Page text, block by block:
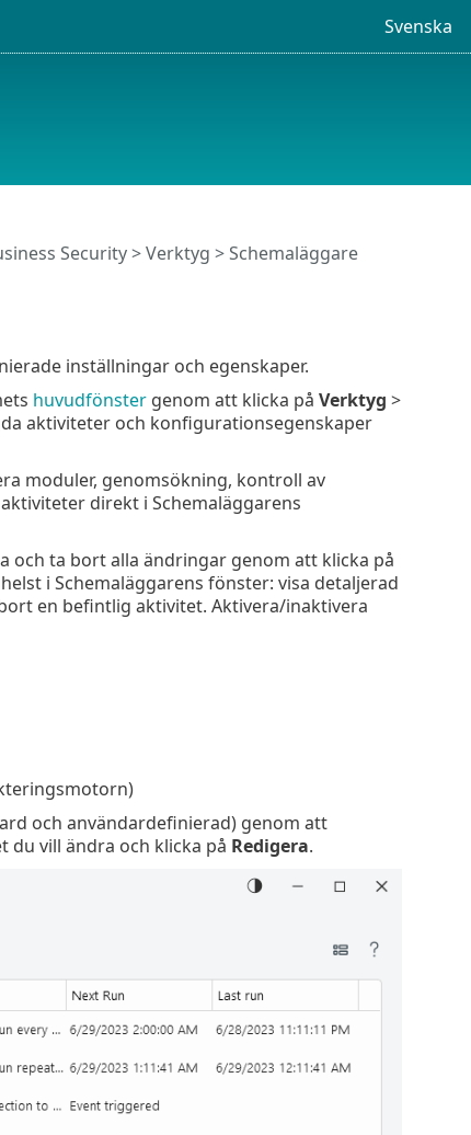
Svenska
Security>Verktyg > Schemaläggare
inställningar och egenskaper.
huvudfönstergenom att klicka på Verktyg >
aktiviteter och konfigurationsegenskaper
moduler, genomsökning, kontroll av
direkt i Schemaläggarens
och ta bort alla ändringar genom att klicka på
i Schemaläggarens fönster: visa detaljerad
en befintlig aktivitet. Aktivera/inaktivera
och användardefinierad) genom att
du vill ändra och klicka på Redigera.